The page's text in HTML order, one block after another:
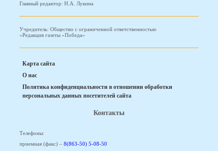
Главный редактор: Н.А. Лукина
Учредитель: Общество с ограниченной ответственностью
«Редакция газеты «Победа»
Карта сайта
О нас
Политика конфиденциальности в отношении обработки
персональных данных посетителей сайта
Контакты
Телефоны:
приемная (факс) – 8(863-50) 5-08-50